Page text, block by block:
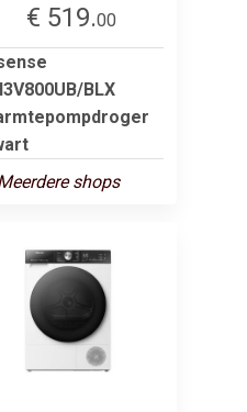
€ 519.00
BLX
shops